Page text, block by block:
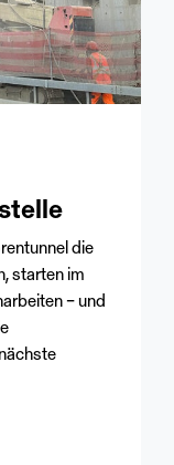
die
starten im
– und